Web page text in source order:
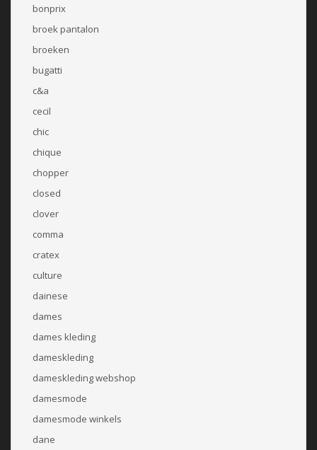
bonprix
broek pantalon
broeken
bugatti
c&a
cecil
chic
chique
chopper
closed
clover
comma
cratex
culture
dainese
dames
dames kleding
dameskleding
dameskleding webshop
damesmode
damesmode winkels
dane